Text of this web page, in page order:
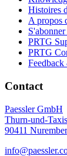
Histoires
A propos
PRTG
PRTG
Contact
Paessler GmbH
Thurn-und-
90411